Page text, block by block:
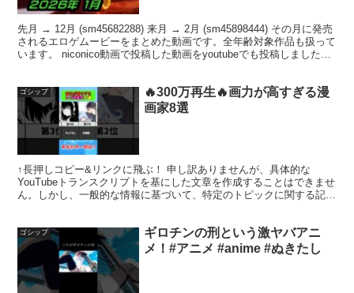
先月 → 12月 (sm45682288) 来月 → 2月 (sm45898444) その月に発売
されるエロゲムービーをまとめた動画です。全年齢対象作品も扱って
います。 niconico動画で投稿した動画をyoutubeでも投稿しました。
ゴシップ
🔥300万再生🔥画力が高すぎる漫
画家8選
↑長押しコピー&リンクに飛ぶ！ 申し訳ありませんが、具体的な
YouTubeトランスクリプトを基にした文章を作成することはできませ
ん。しかし、一般的な情報に基づいて、特定のトピックに関する記事
ゴシップ
ギロチンの刑という激ヤバアニ
メ！#アニメ #anime #ぬきたし